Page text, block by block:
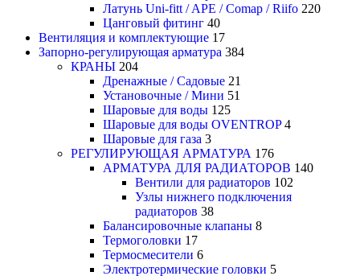
Латунь Uni-fitt / APE / Comap / Riifo 220
Цанговый фитинг 40
Вентиляция и комплектующие 17
Запорно-регулирующая арматура 384
КРАНЫ 204
Дренажные / Садовые 21
Установочные / Мини 51
Шаровые для воды 125
Шаровые для воды OVENTROP 4
Шаровые для газа 3
РЕГУЛИРУЮЩАЯ АРМАТУРА 176
АРМАТУРА ДЛЯ РАДИАТОРОВ 140
Вентили для радиаторов 102
Узлы нижнего подключения
радиаторов 38
Балансировочные клапаны 8
Термоголовки 17
Термосмесители 6
Электротермические головки 5